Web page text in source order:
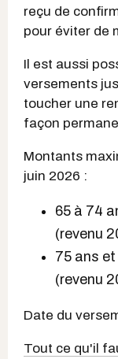
reçu de
pour éviter de
Il est aussi
versements
toucher une
façon
Montants
juin 2026 :
65 à 74
(revenu
75 ans
(revenu
Date du
Tout ce qu'il